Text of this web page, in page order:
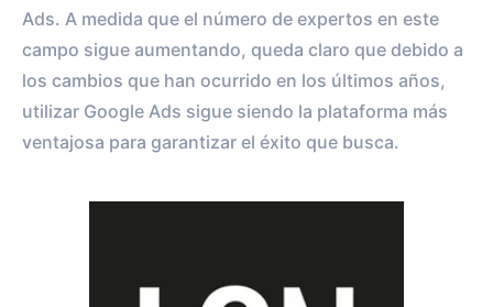
Ads. A medida que el número de expertos en este
campo sigue aumentando, queda claro que debido a
los cambios que han ocurrido en los últimos años,
utilizar Google Ads sigue siendo la plataforma más
ventajosa para garantizar el éxito que busca.